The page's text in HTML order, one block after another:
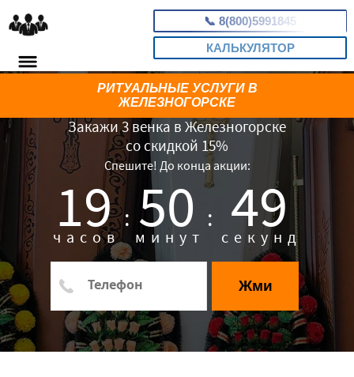
📞 8(800)5991845
КАЛЬКУЛЯТОР
Закажи 3 венка в Железногорске
со скидкой 15%
Спешите! До конца акции:
19 :
часов 50 :
минут 48
секунд
Жми
РИТУАЛЬНЫЕ УСЛУГИ В
ЖЕЛЕЗНОГОРСКЕ